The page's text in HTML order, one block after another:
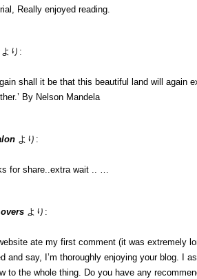
Really enjoyed reading.
より:
shall it be that this beautiful land will again
By Nelson Mandela
より:
for share..extra wait .. …
より:
ate my first comment (it was extremely
and say, I’m thoroughly enjoying your blog. I
to the whole thing. Do you have any